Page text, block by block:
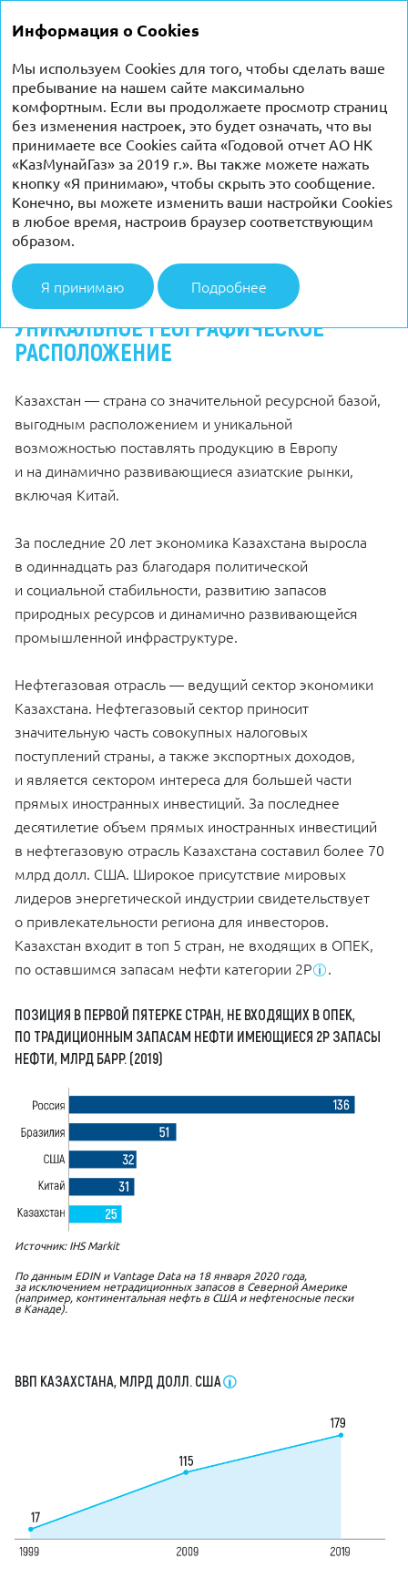
ОТЧЕТ 2019
КЛЮЧЕВЫЕ ПРЕИМУЩЕСТВА
УНИКАЛЬНОЕ ГЕОГРАФИЧЕСКОЕ
РАСПОЛОЖЕНИЕ
Казахстан — страна со значительной ресурсной базой,
выгодным расположением и уникальной
возможностью поставлять продукцию в Европу
и на динамично развивающиеся азиатские рынки,
включая Китай.
За последние 20 лет экономика Казахстана выросла
в одиннадцать раз благодаря политической
и социальной стабильности, развитию запасов
природных ресурсов и динамично развивающейся
промышленной инфраструктуре.
Нефтегазовая отрасль — ведущий сектор экономики
Казахстана. Нефтегазовый сектор приносит
значительную часть совокупных налоговых
поступлений страны, а также экспортных доходов,
и является сектором интереса для большей части
прямых иностранных инвестиций. За последнее
десятилетие объем прямых иностранных инвестиций
в нефтегазовую отрасль Казахстана составил более 70
млрд долл. США. Широкое присутствие мировых
лидеров энергетической индустрии свидетельствует
о привлекательности региона для инвесторов.
Казахстан входит в топ 5 стран, не входящих в ОПЕК,
по оставшимся запасам нефти категории 2P
.
ПОЗИЦИЯ В ПЕРВОЙ ПЯТЕРКЕ СТРАН, НЕ ВХОДЯЩИХ В ОПЕК,
ПО ТРАДИЦИОННЫМ ЗАПАСАМ НЕФТИ ИМЕЮЩИЕСЯ 2P ЗАПАСЫ
НЕФТИ, МЛРД БАРР. (2019)
Источник: IHS Markit
По данным EDIN и Vantage Data на 18 января 2020 года,
за исключением нетрадиционных запасов в Северной Америке
(например, континентальная нефть в США и нефтеносные пески
в Канаде).
ВВП КАЗАХСТАНА, МЛРД ДОЛЛ. США
Информация о Cookies
Мы используем Cookies для того, чтобы сделать ваше
пребывание на нашем сайте максимально
комфортным. Если вы продолжаете просмотр страниц
без изменения настроек, это будет означать, что вы
принимаете все Cookies сайта «Годовой отчет АО НК
«КазМунайГаз» за 2019 г.». Вы также можете нажать
кнопку «Я принимаю», чтобы скрыть это сообщение.
Конечно, вы можете изменить ваши настройки Cookies
в любое время, настроив браузер соответствующим
образом.
Я принимаю Подробнее